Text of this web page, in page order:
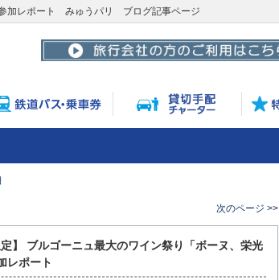
加レポート みゅうパリ ブログ記事ページ
次のページ >>
】 ブルゴーニュ最大のワイン祭り「ボーヌ、栄光
レポート